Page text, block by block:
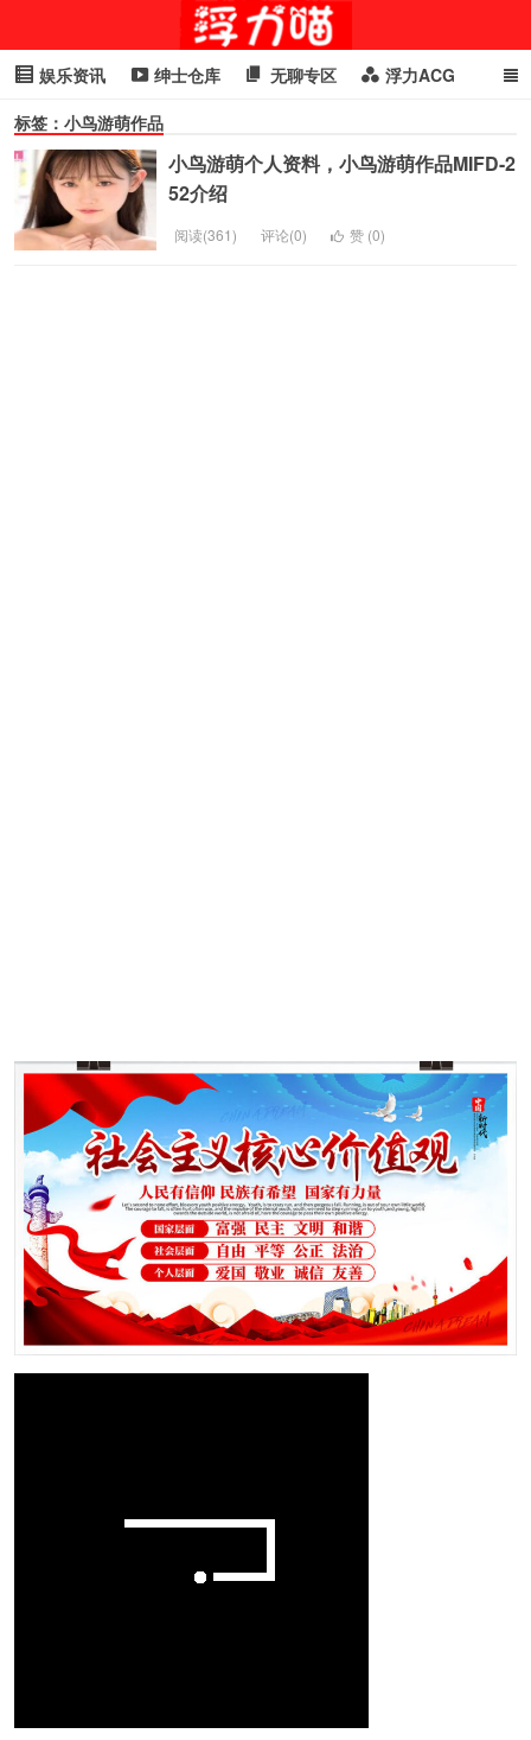
娱乐资讯 绅士仓库 无聊专区 浮力ACG
浮力GIF 明星头条
cosplay
标签：小鸟游萌作品
小鸟游萌个人资料，小鸟游萌作品MIFD-2
52介绍
阅读(361) 评论(0) 赞 (0)